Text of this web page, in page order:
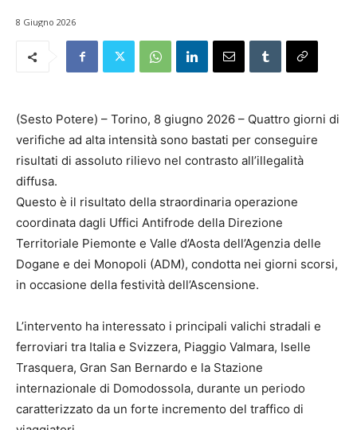
8 Giugno 2026
(Sesto Potere) – Torino, 8 giugno 2026 – Quattro giorni di
verifiche ad alta intensità sono bastati per conseguire
risultati di assoluto rilievo nel contrasto all’illegalità
diffusa.
Questo è il risultato della straordinaria operazione
coordinata dagli Uffici Antifrode della Direzione
Territoriale Piemonte e Valle d’Aosta dell’Agenzia delle
Dogane e dei Monopoli (ADM), condotta nei giorni scorsi,
in occasione della festività dell’Ascensione.
L’intervento ha interessato i principali valichi stradali e
ferroviari tra Italia e Svizzera, Piaggio Valmara, Iselle
Trasquera, Gran San Bernardo e la Stazione
internazionale di Domodossola, durante un periodo
caratterizzato da un forte incremento del traffico di